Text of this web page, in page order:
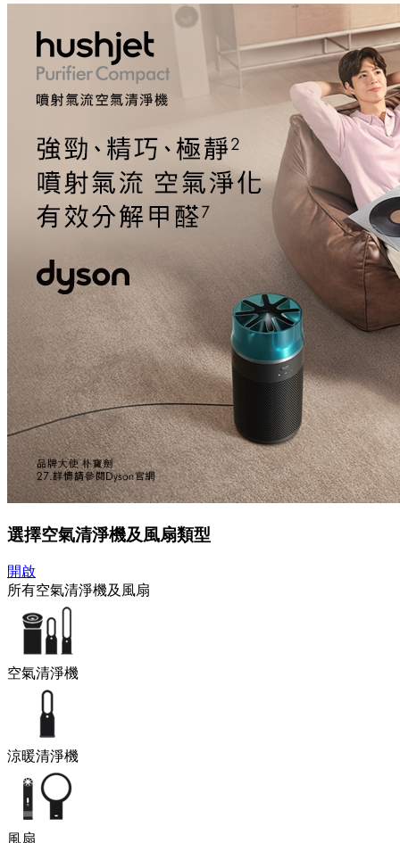
選擇空氣清淨機及風扇類型
開啟
所有空氣清淨機及風扇
空氣清淨機
涼暖清淨機
風扇